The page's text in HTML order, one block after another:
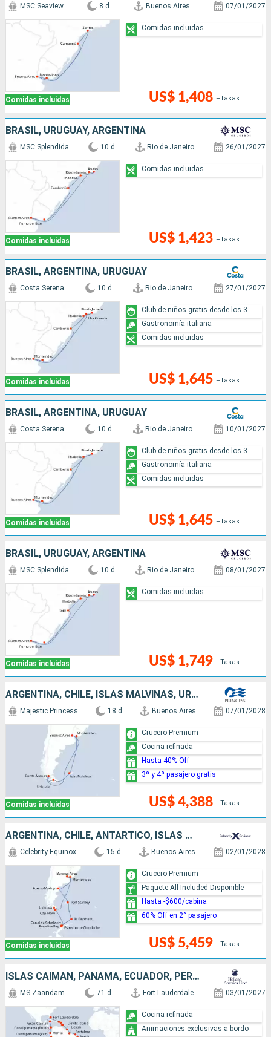
Comidas incluidas
MSC Seaview 8 d Buenos Aires 07/01/2027
US$ 1,408 +Tasas
Comidas incluidas
BRASIL, URUGUAY, ARGENTINA
Comidas incluidas
MSC Splendida 10 d Rio de Janeiro 26/01/2027
US$ 1,423 +Tasas
Comidas incluidas
BRASIL, ARGENTINA, URUGUAY
Comidas incluidas
Costa Serena 10 d Rio de Janeiro 27/01/2027
US$ 1,645 +Tasas
Club de niños gratis desde los 3
Gastronomía italiana
Comidas incluidas
BRASIL, ARGENTINA, URUGUAY
Comidas incluidas
Costa Serena 10 d Rio de Janeiro 10/01/2027
US$ 1,645 +Tasas
Club de niños gratis desde los 3
Gastronomía italiana
Comidas incluidas
BRASIL, URUGUAY, ARGENTINA
Comidas incluidas
MSC Splendida 10 d Rio de Janeiro 08/01/2027
US$ 1,749 +Tasas
Comidas incluidas
ARGENTINA, CHILE, ISLAS MALVINAS, URUGUAY
Comidas incluidas
Majestic Princess 18 d Buenos Aires 07/01/2028
US$ 4,388 +Tasas
Crucero Premium
Cocina refinada
Hasta 40% Off
3º y 4º pasajero gratis
ARGENTINA, CHILE, ANTÁRTICO, ISLAS MALVINAS, URUGUAY
Comidas incluidas
Celebrity Equinox 15 d Buenos Aires 02/01/2028
US$ 5,459 +Tasas
Crucero Premium
Paquete All Included Disponible
Hasta -$600/cabina
60% Off en 2° pasajero
ISLAS CAIMÁN, PANAMÁ, ECUADOR, PERÚ, CHILE, ARGENTINA, ISLAS MALVINAS, URUGUAY, BRASIL, FRANCIA, BARBADOS, SANTA LUCIA, ANTIGUA Y BARBUDA, PUERTO RICO, ESTADOS UNIDOS
MS Zaandam 71 d Fort Lauderdale 03/01/2027
Cocina refinada
Animaciones exclusivas a bordo